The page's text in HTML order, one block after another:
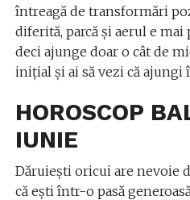
întreagă de transformări
diferită, parcă şi aerul e mai
deci ajunge doar o cât de
iniţial şi ai să vezi că ajungi
HOROSCOP
IUNIE
Dăruieşti oricui are nevoie
că eşti într-o pasă